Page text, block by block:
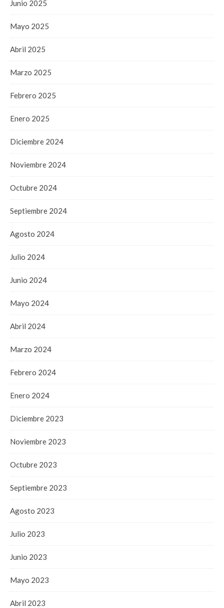
Junio 2025
Mayo 2025
Abril 2025
Marzo 2025
Febrero 2025
Enero 2025
Diciembre 2024
Noviembre 2024
Octubre 2024
Septiembre 2024
Agosto 2024
Julio 2024
Junio 2024
Mayo 2024
Abril 2024
Marzo 2024
Febrero 2024
Enero 2024
Diciembre 2023
Noviembre 2023
Octubre 2023
Septiembre 2023
Agosto 2023
Julio 2023
Junio 2023
Mayo 2023
Abril 2023